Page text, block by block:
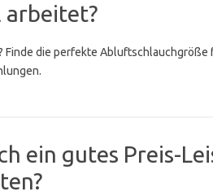
arbeitet?
Finde die perfekte Abluftschlauchgröße
ein gutes Preis-